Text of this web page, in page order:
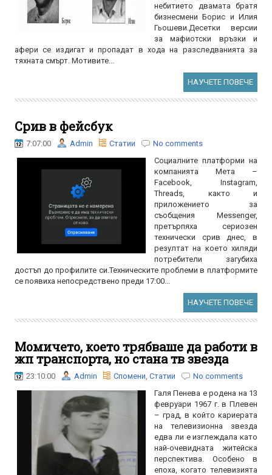
небитието двамата братя
бизнесмени Борис и Илия
Гьошеви.Десетки версии
за мафиотски връзки и
афери се издигат и пропадат в хода на разследванията за
тяхната смърт. Мотивите...
НАУЧЕТЕ ПОВЕЧЕ
Срив в фейсбук
7:07:00 Admin Статии
No comments
Социалните платформи на
компанията Мета –
Facebook, Instagram,
Threads, както и
приложението за
съобщения Messenger,
претърпяха сериозен
технически срив днес, в
резултат на което хиляди
потребители загубиха
достъп до профилите си.Техническите проблеми в платформите
се появиха непосредствено преди 17:00...
НАУЧЕТЕ ПОВЕЧЕ
Момичето, което трябваше да работи в
жп транспорта, но стана тв звезда
23:10:00 Admin Спомени Статии
No comments
Галя Пенева е родена на 13
февруари 1967 г. в Плевен
– град, в който кариерата
на телевизионна звезда
едва ли е изглеждала като
най-очевидната житейска
перспектива. Особено в
епоха, когато телевизията